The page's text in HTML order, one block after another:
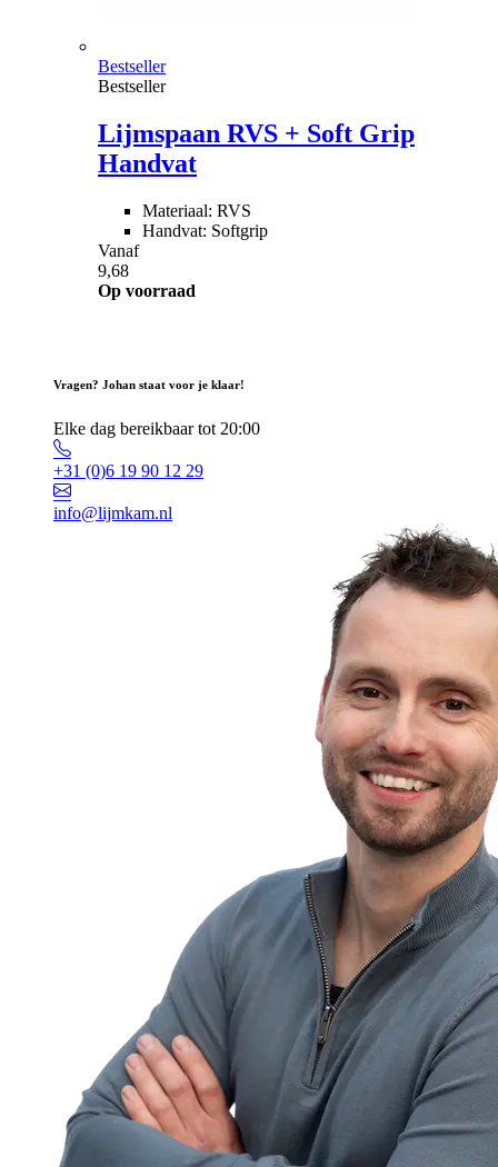
Bestseller
Bestseller
Lijmspaan RVS + Soft Grip
Handvat
Materiaal: RVS
Handvat: Softgrip
Vanaf
9,68
Op voorraad
Vragen? Johan staat voor je klaar!
Elke dag bereikbaar tot 20:00
+31 (0)6 19 90 12 29
info@lijmkam.nl